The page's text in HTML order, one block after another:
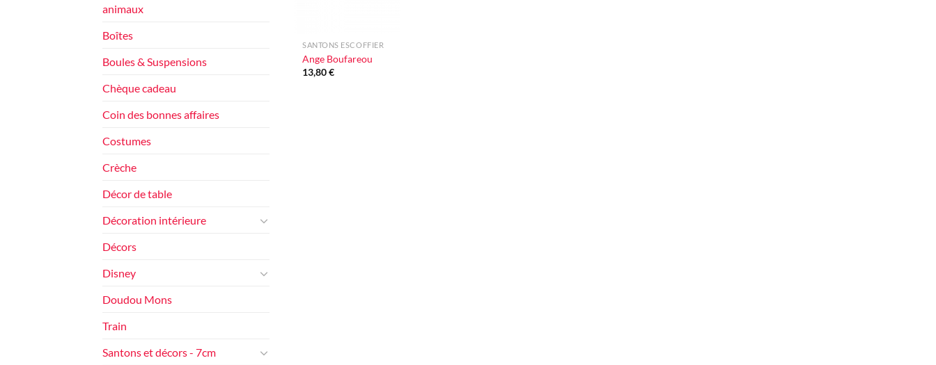
animaux
Boîtes
Boules & Suspensions
Chèque cadeau
Coin des bonnes affaires
Costumes
Crèche
Décor de table
Décoration intérieure
Décors
Disney
Doudou Mons
Train
Santons et décors - 7cm
SANTONS ESCOFFIER
Ange Boufareou
13,80€